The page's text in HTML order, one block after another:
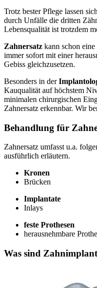
Trotz bester Pflege lassen
durch Unfälle die dritten
Lebensqualität ist trotzdem
Zahnersatz kann schon
immer sofort mit einer
Gebiss gleichzusetzen.
Besonders in der
Kauqualität auf höchstem
minimalen chirurgischen
Zahnersatz erkennbar. Wir
Behandlung für
Zahnersatz umfasst u.a.
ausführlich erläutern.
Kronen
Brücken
Implantate
Inlays
feste Prothesen
herausnehmbare
Was sind